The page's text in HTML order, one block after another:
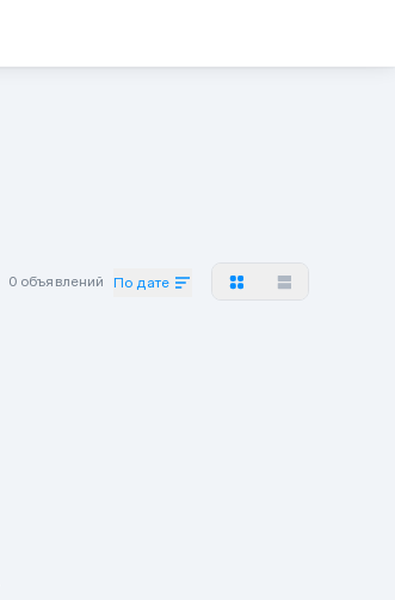
0 объявлений По дате